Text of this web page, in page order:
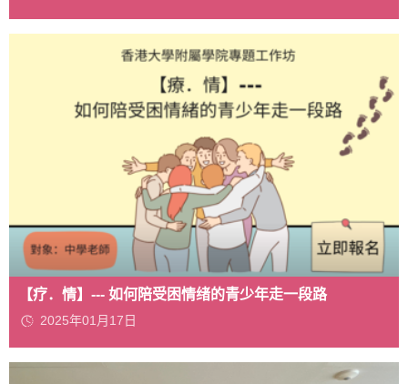
【疗．情】--- 如何陪受困情绪的青少年走一段路
2025年01月17日